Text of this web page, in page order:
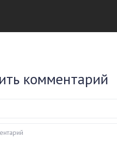
комментарий